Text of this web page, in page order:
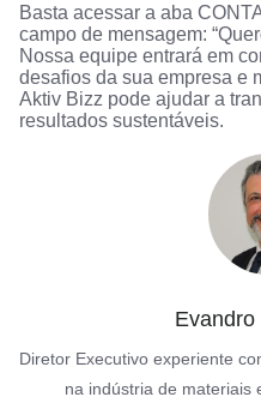
Basta acessar a aba
campo de mensagem:
Nossa equipe entrará em
desafios da sua empresa e
Aktiv Bizz pode ajudar a
resultados sustentáveis.
Diretor Executivo experiente
na indústria de materiais